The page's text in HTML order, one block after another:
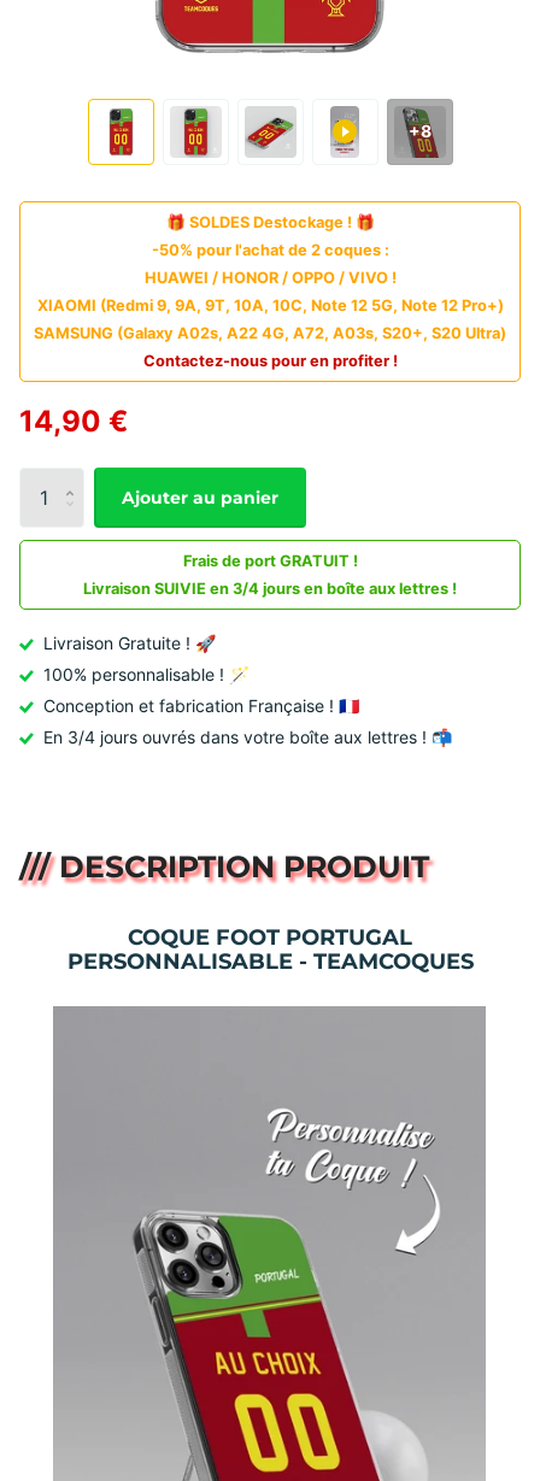
+8
🎁 SOLDES Destockage ! 🎁
-50% pour l'achat de 2 coques :
HUAWEI / HONOR / OPPO / VIVO !
XIAOMI (Redmi 9, 9A, 9T, 10A, 10C, Note 12 5G, Note 12 Pro+)
SAMSUNG (Galaxy A02s, A22 4G, A72, A03s, S20+, S20 Ultra)
Contactez-nous pour en profiter !
14,90 €
Ajouter au panier
Frais de port GRATUIT !
Livraison SUIVIE en 3/4 jours en boîte aux lettres !
Livraison Gratuite ! 🚀
100% personnalisable ! 🪄
Conception et fabrication Française ! 🇫🇷
En 3/4 jours ouvrés dans votre boîte aux lettres ! 📬
/// DESCRIPTION PRODUIT
COQUE FOOT PORTUGAL
PERSONNALISABLE - TEAMCOQUES